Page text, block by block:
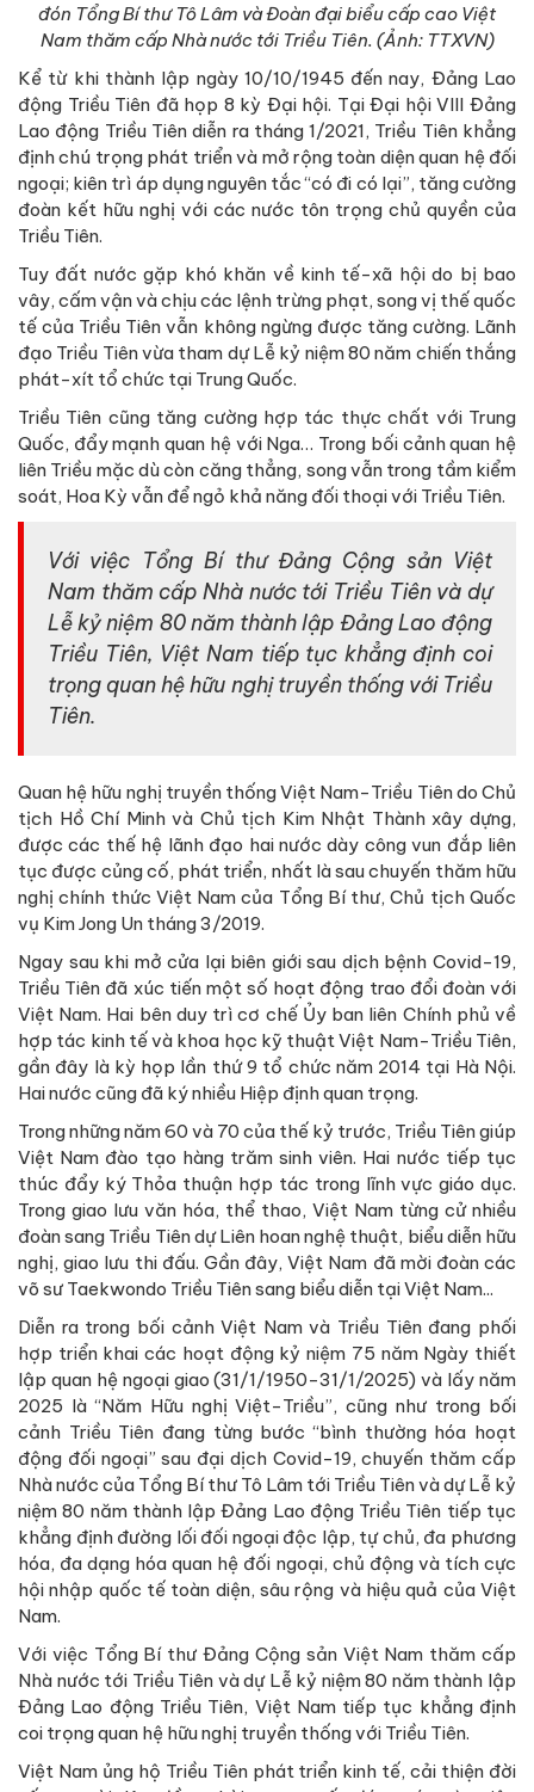
đón Tổng Bí thư Tô Lâm và Đoàn đại biểu cấp cao Việt
Nam thăm cấp Nhà nước tới Triều Tiên. (Ảnh: TTXVN)
Kể từ khi thành lập ngày 10/10/1945 đến nay, Đảng Lao
động Triều Tiên đã họp 8 kỳ Đại hội. Tại Đại hội VIII Đảng
Lao động Triều Tiên diễn ra tháng 1/2021, Triều Tiên khẳng
định chú trọng phát triển và mở rộng toàn diện quan hệ đối
ngoại; kiên trì áp dụng nguyên tắc “có đi có lại”, tăng cường
đoàn kết hữu nghị với các nước tôn trọng chủ quyền của
Triều Tiên.
Tuy đất nước gặp khó khăn về kinh tế-xã hội do bị bao
vây, cấm vận và chịu các lệnh trừng phạt, song vị thế quốc
tế của Triều Tiên vẫn không ngừng được tăng cường. Lãnh
đạo Triều Tiên vừa tham dự Lễ kỷ niệm 80 năm chiến thắng
phát-xít tổ chức tại Trung Quốc.
Triều Tiên cũng tăng cường hợp tác thực chất với Trung
Quốc, đẩy mạnh quan hệ với Nga… Trong bối cảnh quan hệ
liên Triều mặc dù còn căng thẳng, song vẫn trong tầm kiểm
soát, Hoa Kỳ vẫn để ngỏ khả năng đối thoại với Triều Tiên.
Với việc Tổng Bí thư Đảng Cộng sản Việt
Nam thăm cấp Nhà nước tới Triều Tiên và dự
Lễ kỷ niệm 80 năm thành lập Đảng Lao động
Triều Tiên, Việt Nam tiếp tục khẳng định coi
trọng quan hệ hữu nghị truyền thống với Triều
Tiên.
Quan hệ hữu nghị truyền thống Việt Nam-Triều Tiên do Chủ
tịch Hồ Chí Minh và Chủ tịch Kim Nhật Thành xây dựng,
được các thế hệ lãnh đạo hai nước dày công vun đắp liên
tục được củng cố, phát triển, nhất là sau chuyến thăm hữu
nghị chính thức Việt Nam của Tổng Bí thư, Chủ tịch Quốc
vụ Kim Jong Un tháng 3/2019.
Ngay sau khi mở cửa lại biên giới sau dịch bệnh Covid-19,
Triều Tiên đã xúc tiến một số hoạt động trao đổi đoàn với
Việt Nam. Hai bên duy trì cơ chế Ủy ban liên Chính phủ về
hợp tác kinh tế và khoa học kỹ thuật Việt Nam-Triều Tiên,
gần đây là kỳ họp lần thứ 9 tổ chức năm 2014 tại Hà Nội.
Hai nước cũng đã ký nhiều Hiệp định quan trọng.
Trong những năm 60 và 70 của thế kỷ trước, Triều Tiên giúp
Việt Nam đào tạo hàng trăm sinh viên. Hai nước tiếp tục
thúc đẩy ký Thỏa thuận hợp tác trong lĩnh vực giáo dục.
Trong giao lưu văn hóa, thể thao, Việt Nam từng cử nhiều
đoàn sang Triều Tiên dự Liên hoan nghệ thuật, biểu diễn hữu
nghị, giao lưu thi đấu. Gần đây, Việt Nam đã mời đoàn các
võ sư Taekwondo Triều Tiên sang biểu diễn tại Việt Nam...
Diễn ra trong bối cảnh Việt Nam và Triều Tiên đang phối
hợp triển khai các hoạt động kỷ niệm 75 năm Ngày thiết
lập quan hệ ngoại giao (31/1/1950-31/1/2025) và lấy năm
2025 là “Năm Hữu nghị Việt-Triều”, cũng như trong bối
cảnh Triều Tiên đang từng bước “bình thường hóa hoạt
động đối ngoại” sau đại dịch Covid-19, chuyến thăm cấp
Nhà nước của Tổng Bí thư Tô Lâm tới Triều Tiên và dự Lễ kỷ
niệm 80 năm thành lập Đảng Lao động Triều Tiên tiếp tục
khẳng định đường lối đối ngoại độc lập, tự chủ, đa phương
hóa, đa dạng hóa quan hệ đối ngoại, chủ động và tích cực
hội nhập quốc tế toàn diện, sâu rộng và hiệu quả của Việt
Nam.
Với việc Tổng Bí thư Đảng Cộng sản Việt Nam thăm cấp
Nhà nước tới Triều Tiên và dự Lễ kỷ niệm 80 năm thành lập
Đảng Lao động Triều Tiên, Việt Nam tiếp tục khẳng định
coi trọng quan hệ hữu nghị truyền thống với Triều Tiên.
Việt Nam ủng hộ Triều Tiên phát triển kinh tế, cải thiện đời